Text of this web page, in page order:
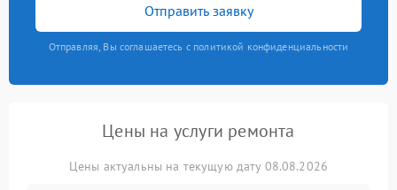
Отправить заявку
Отправляя, Вы соглашаетесь с политикой конфиденциальности
Цены на услуги ремонта
Цены актуальны на текущую дату 08.08.2026